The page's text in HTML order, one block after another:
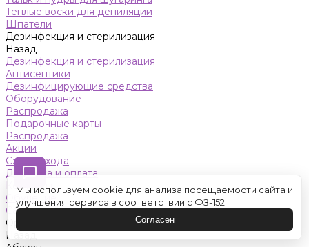
Теплые воски для депиляции
Шпатели
Дезинфекция и стерилизация
Назад
Дезинфекция и стерилизация
Антисептики
Дезинфицирующие средства
Оборудование
Распродажа
Подарочные карты
Распродажа
Акции
Схемы ухода
Доставка и оплата
Контакты
Обучение
Салон красоты
Оренбург
Назад
Мы используем cookie для анализа посещаемости сайта и
улучшения сервиса в соответствии с ФЗ-152.
Согласен